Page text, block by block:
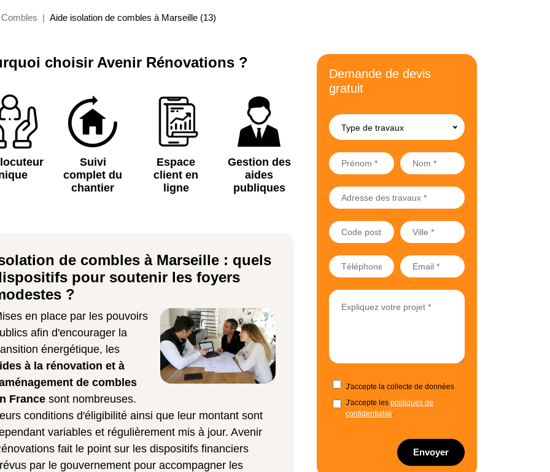
Combles Aide isolation de combles à Marseille (13)
choisir Avenir Rénovations ?
Suivi
complet du
chantier
Espace
client en
ligne
Gestion des
aides
publiques
de combles à Marseille : quels
pour soutenir les foyers
?
en place par les pouvoirs
afin d'encourager la
énergétique, les
à la rénovation et à
de combles
France sont nombreuses.
conditions d'éligibilité ainsi que leur montant sont
variables et régulièrement mis à jour. Avenir
fait le point sur les dispositifs financiers
par le gouvernement pour accompagner les
Demande de devis
gratuit
Type de travaux
J'accepte la collecte de données
J'accepte les politiques de
confidentialité.
Envoyer